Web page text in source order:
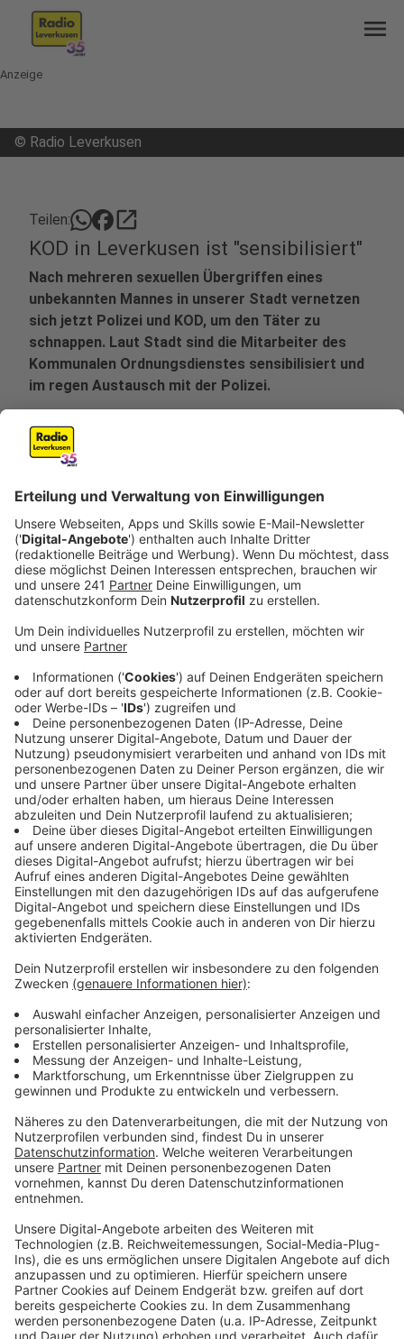
menu
Anzeige
© Radio Leverkusen
Teilen: open_in_new
KOD in Leverkusen ist "sensibilisiert"
Nach mehreren sexuellen Übergriffen eines
unbekannten Mannes in unserer Stadt vernetzen
sich jetzt Polizei und KOD, um den Täter zu
schnappen. Laut Stadt sind die Mitarbeiter des
Kommunalen Ordnungsdienstes sensibilisiert und
im regen Austausch mit der Polizei.
Die sucht weiterhin nach dem Täter und appelliert:
Wem so ein Übergriff passiert, sollte sofort die 110
wählen, und nicht erst zur Wache fahren – das gilt
auch, falls man einen Übergriff beobachtet. Nur, wenn
den Täter noch in der Nähe des Tatorts zu schnappen.
Anzeige
Täter schlug zuletzt am Freitag zu
Anzeige
Am Freitag hatte der Unbekannte zuletzt eine Frau an
ihrem Auto belästigt. Die Polizei weiß bislang von
mehreren Angriffen auf Frauen und auch Kinder in
Quettingen, Lützenkirchen und Opladen. Die Polizei
bittet dringend mögliche Opfer und Zeugen, sich zu
melden.
Anzeige
Täterbeschreibung
Anzeige
Der Angreifer soll oft in einem schwarzen Hoodie
unterwegs sein und dessen Kapuze ins Gesicht
gezogen haben
Er wird als circa 18 Jahre alt beschrieben
Er wird als schlank und eher sportlich beschrieben
Mehrfach war von blonden Haaren die Rede
Im jüngsten Fall wurde gesagt, der Mann habe
eine schwarze College-Jacke mit heller Rücken-
Aufschrift getragen, dazu eine dunkle Cargohose